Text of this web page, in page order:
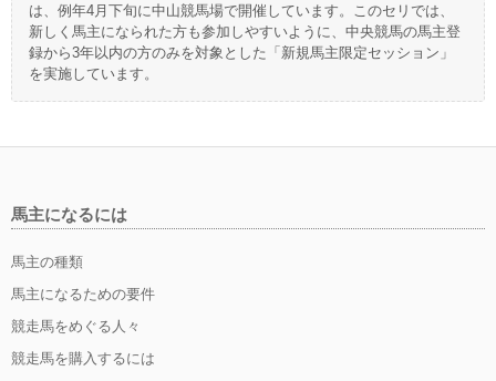
は、例年4月下旬に中山競馬場で開催しています。このセリでは、
新しく馬主になられた方も参加しやすいように、中央競馬の馬主登
録から3年以内の方のみを対象とした「新規馬主限定セッション」
を実施しています。
馬主になるには
馬主の種類
馬主になるための要件
競走馬をめぐる人々
競走馬を購入するには